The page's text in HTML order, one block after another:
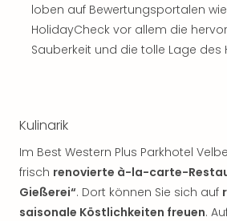
loben auf Bewertungsportalen
HolidayCheck vor allem die
Sauberkeit und die tolle Lage des
Kulinarik
Im Best Western Plus Parkhotel
frisch renovierte à-la-carte-
Gießerei“. Dort können Sie sich auf
saisonale Köstlichkeiten freuen.